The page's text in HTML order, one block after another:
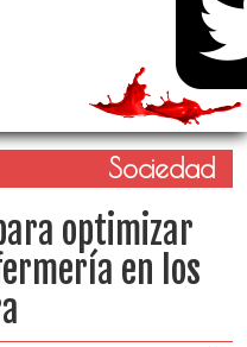
Sociedad
optimizar
en los